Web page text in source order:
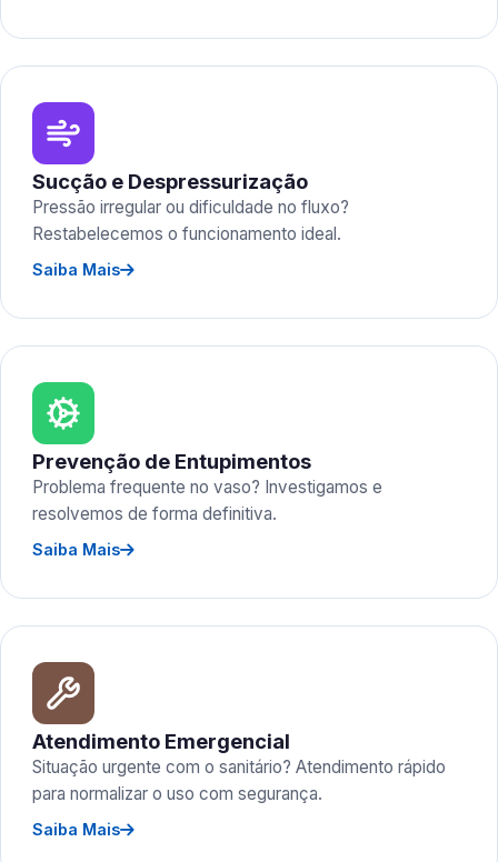
Sucção e Despressurização
Pressão irregular ou dificuldade no fluxo?
Restabelecemos o funcionamento ideal.
Saiba Mais
Prevenção de Entupimentos
Problema frequente no vaso? Investigamos e
resolvemos de forma definitiva.
Saiba Mais
Atendimento Emergencial
Situação urgente com o sanitário? Atendimento rápido
para normalizar o uso com segurança.
Saiba Mais